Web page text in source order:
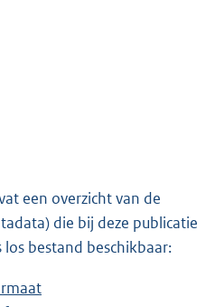
een overzicht van de
die bij deze publicatie
bestand beschikbaar: